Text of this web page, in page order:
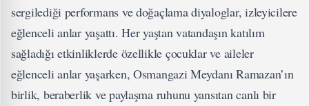
sergilediği performans ve doğaçlama diyaloglar, izleyicilere
eğlenceli anlar yaşattı. Her yaştan vatandaşın katılım
sağladığı etkinliklerde özellikle çocuklar ve aileler
eğlenceli anlar yaşarken, Osmangazi Meydanı Ramazan’ın
birlik, beraberlik ve paylaşma ruhunu yansıtan canlı bir